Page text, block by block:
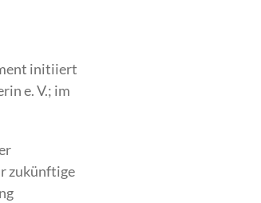
initiiert
e. V.; im
zukünftige